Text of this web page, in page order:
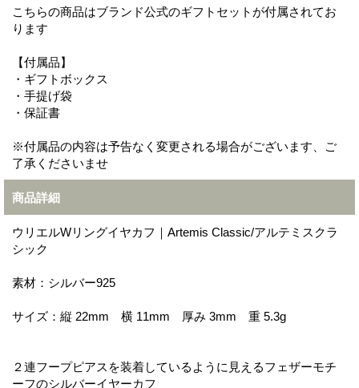
こちらの商品はブランド公式のギフトセットが付属されてお
ります
【付属品】
・ギフトボックス
・手提げ袋
・保証書
※付属品の内容は予告なく変更される場合がございます、ご
了承くださいませ
商品詳細
ウリエルWリングイヤカフ｜Artemis Classic/アルテミスクラ
シック
素材：シルバー925
サイズ：縦 22mm 横 11mm 厚み 3mm 重 5.3g
２連フープピアスを装着しているように見えるフェザーモチ
ーフのシルバーイヤーカフ